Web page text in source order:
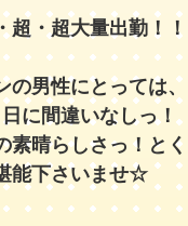
超・超大量出勤！！
の男性にとっては、
に間違いなしっ！
素晴らしさっ！とく
能下さいませ☆